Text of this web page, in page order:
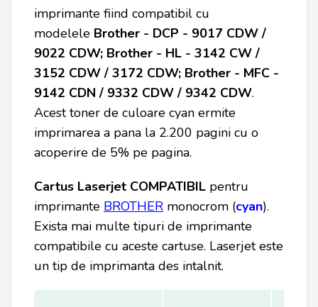
imprimante fiind compatibil cu
modelele Brother - DCP - 9017 CDW /
9022 CDW; Brother - HL - 3142 CW /
3152 CDW / 3172 CDW; Brother - MFC -
9142 CDN / 9332 CDW / 9342 CDW.
Acest toner de culoare cyan ermite
imprimarea a pana la 2.200 pagini cu o
acoperire de 5% pe pagina.
Cartus Laserjet COMPATIBIL pentru
imprimante BROTHER monocrom (cyan).
Exista mai multe tipuri de imprimante
compatibile cu aceste cartuse. Laserjet este
un tip de imprimanta des intalnit.